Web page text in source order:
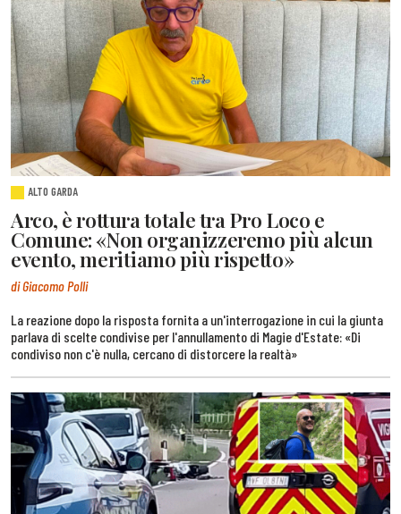
ALTO GARDA
Arco, è rottura totale tra Pro Loco e
Comune: «Non organizzeremo più alcun
evento, meritiamo più rispetto»
di Giacomo Polli
La reazione dopo la risposta fornita a un'interrogazione in cui la giunta
parlava di scelte condivise per l'annullamento di Magie d'Estate: «Di
condiviso non c'è nulla, cercano di distorcere la realtà»